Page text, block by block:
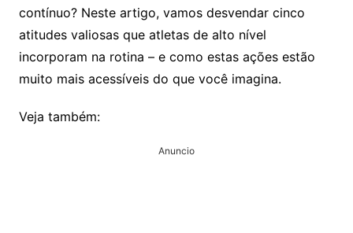
contínuo? Neste artigo, vamos desvendar cinco
atitudes valiosas que atletas de alto nível
incorporam na rotina – e como estas ações estão
muito mais acessíveis do que você imagina.
Veja também:
Anuncio